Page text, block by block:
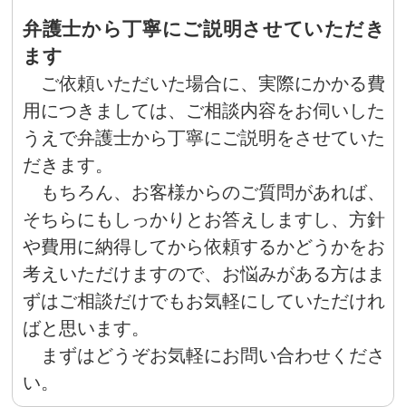
弁護士から丁寧にご説明させていただき
ます
ご依頼いただいた場合に、実際にかかる費
用につきましては、ご相談内容をお伺いした
うえで弁護士から丁寧にご説明をさせていた
だきます。
もちろん、お客様からのご質問があれば、
そちらにもしっかりとお答えしますし、方針
や費用に納得してから依頼するかどうかをお
考えいただけますので、お悩みがある方はま
ずはご相談だけでもお気軽にしていただけれ
ばと思います。
まずはどうぞお気軽にお問い合わせくださ
い。